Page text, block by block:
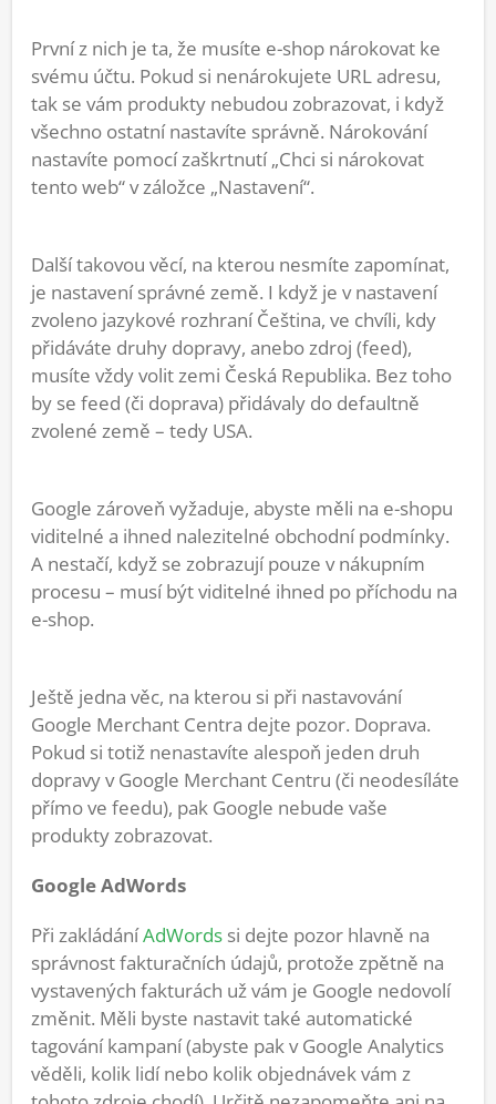
První z nich je ta, že musíte e-shop nárokovat ke
svému účtu. Pokud si nenárokujete URL adresu,
tak se vám produkty nebudou zobrazovat, i když
všechno ostatní nastavíte správně. Nárokování
nastavíte pomocí zaškrtnutí „Chci si nárokovat
tento web“ v záložce „Nastavení“.
Další takovou věcí, na kterou nesmíte zapomínat,
je nastavení správné země. I když je v nastavení
zvoleno jazykové rozhraní Čeština, ve chvíli, kdy
přidáváte druhy dopravy, anebo zdroj (feed),
musíte vždy volit zemi Česká Republika. Bez toho
by se feed (či doprava) přidávaly do defaultně
zvolené země – tedy USA.
Google zároveň vyžaduje, abyste měli na e-shopu
viditelné a ihned nalezitelné obchodní podmínky.
A nestačí, když se zobrazují pouze v nákupním
procesu – musí být viditelné ihned po příchodu na
e-shop.
Ještě jedna věc, na kterou si při nastavování
Google Merchant Centra dejte pozor. Doprava.
Pokud si totiž nenastavíte alespoň jeden druh
dopravy v Google Merchant Centru (či neodesíláte
přímo ve feedu), pak Google nebude vaše
produkty zobrazovat.
Google AdWords
Při zakládáníAdWords si dejte pozor hlavně na
správnost fakturačních údajů, protože zpětně na
vystavených fakturách už vám je Google nedovolí
změnit. Měli byste nastavit také automatické
tagování kampaní (abyste pak v Google Analytics
věděli, kolik lidí nebo kolik objednávek vám z